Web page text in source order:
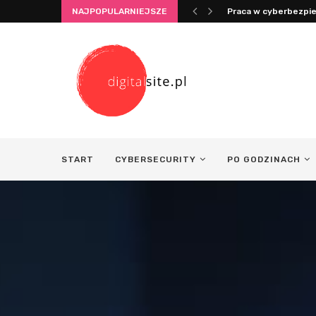
NAJPOPULARNIEJSZE Praca w
START CYBERSECURITY PO GODZINACH